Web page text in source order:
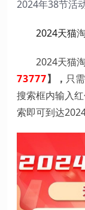
2024年38节活
2024天猫
2024天猫
73777】， 只
搜索框内输入
索即可到达